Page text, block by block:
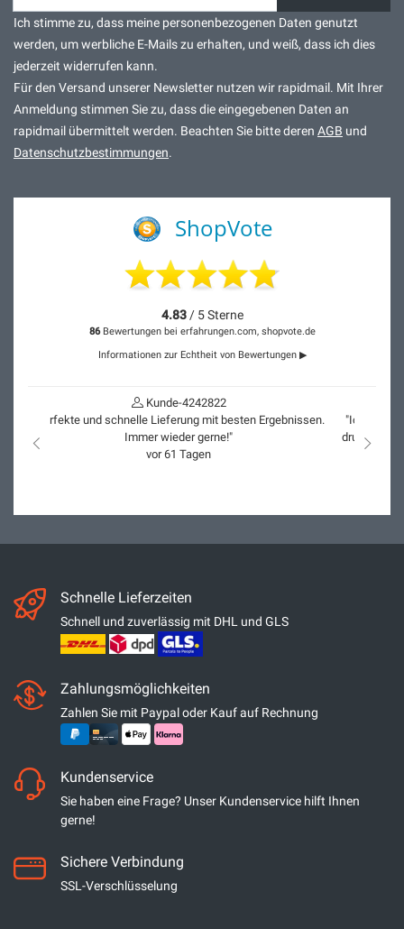
Ich stimme zu, dass meine personenbezogenen Daten genutzt
werden, um werbliche E-Mails zu erhalten, und weiß, dass ich dies
jederzeit widerrufen kann.
Für den Versand unserer Newsletter nutzen wir rapidmail. Mit Ihrer
Anmeldung stimmen Sie zu, dass die eingegebenen Daten an
rapidmail übermittelt werden. Beachten Sie bitte deren AGB und
Datenschutzbestimmungen.
ShopVote
4.83/ 5 Sterne
86Bewertungen bei erfahrungen.com, shopvote.de
Informationen zur Echtheit von Bewertungen ▶
Kunde-4186582
"Ich habe schon sehr viele Bilder bei Artido auf Canvas
drucken lassen - top Qualität und Service. Immer wieder
gerne!"
nach links nach
Schnelle Lieferzeiten
Schnell und zuverlässig mit DHL und GLS
Zahlungsmöglichkeiten
Zahlen Sie mit Paypal oder Kauf auf Rechnung
Kundenservice
Sie haben eine Frage? Unser Kundenservice hilft Ihnen
gerne!
Sichere Verbindung
SSL-Verschlüsselung